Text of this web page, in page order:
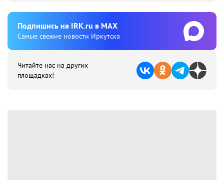
Подпишиcь на IRK.ru в MAX
Cамые свежие новости Иркутска
Читайте нас на других
площадках!